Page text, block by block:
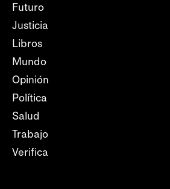
Futuro
Justicia
Libros
Mundo
Opinión
Política
Salud
Trabajo
Verifica